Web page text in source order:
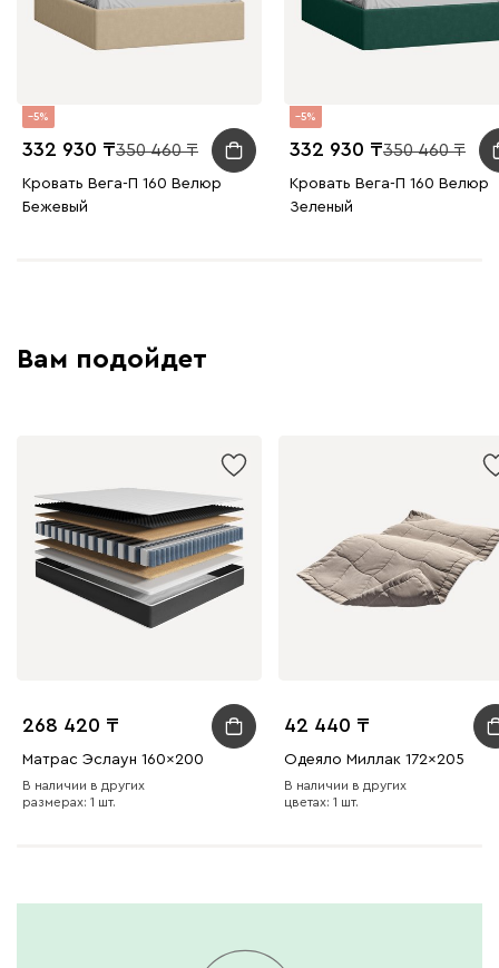
5
332 930 350 460
Кровать Вега-П 160 Велюр
Бежевый
5
332 930 350 460
Кровать Вега-П 160 Велюр
Зеленый
Вам подойдет
268 420
Матрас Эслаун 160x200
В наличии в других
размерах: 1 шт.
42 440
Одеяло Миллак 172x205
В наличии в других
цветах: 1 шт.